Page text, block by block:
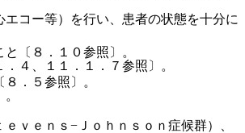
コー等）を行い、患者の状態を十分に
４、１１．１．７参照〕。
ｖｅｎｓ−Ｊｏｈｎｓｏｎ症候群）、
〔８．１０参照〕。
．５参照〕。